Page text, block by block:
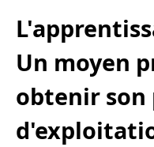
Un moyen
obtenir son